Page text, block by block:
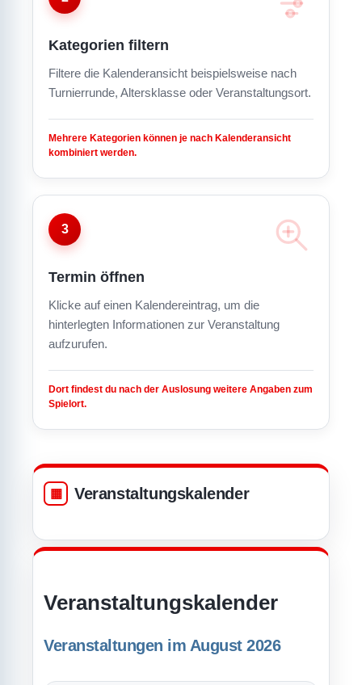
Kategorien filtern
Filtere die Kalenderansicht beispielsweise nach
Turnierrunde, Altersklasse oder Veranstaltungsort.
Mehrere Kategorien können je nach Kalenderansicht
kombiniert werden.
3
Termin öffnen
Klicke auf einen Kalendereintrag, um die
hinterlegten Informationen zur Veranstaltung
aufzurufen.
Dort findest du nach der Auslosung weitere Angaben zum
Spielort.
Veranstaltungskalender
Veranstaltungskalender
Veranstaltungen im August 2026